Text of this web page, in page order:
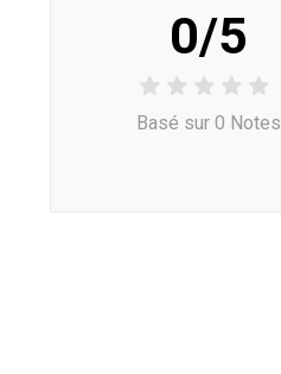
0/5
Basé sur 0 Notes